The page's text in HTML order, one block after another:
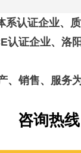
系认证企业、
认证企业、洛
、销售、服务
咨询热线